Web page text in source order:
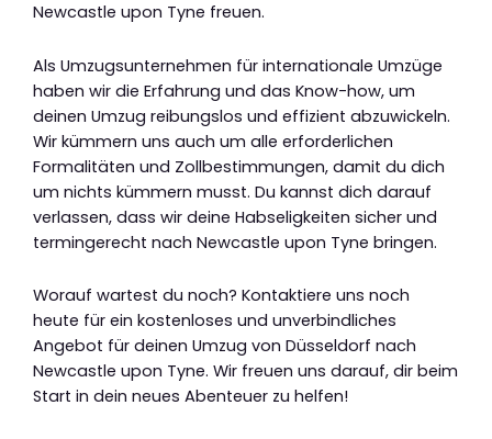
Newcastle upon Tyne freuen.
Als Umzugsunternehmen für internationale Umzüge
haben wir die Erfahrung und das Know-how, um
deinen Umzug reibungslos und effizient abzuwickeln.
Wir kümmern uns auch um alle erforderlichen
Formalitäten und Zollbestimmungen, damit du dich
um nichts kümmern musst. Du kannst dich darauf
verlassen, dass wir deine Habseligkeiten sicher und
termingerecht nach Newcastle upon Tyne bringen.
Worauf wartest du noch? Kontaktiere uns noch
heute für ein kostenloses und unverbindliches
Angebot für deinen Umzug von Düsseldorf nach
Newcastle upon Tyne. Wir freuen uns darauf, dir beim
Start in dein neues Abenteuer zu helfen!